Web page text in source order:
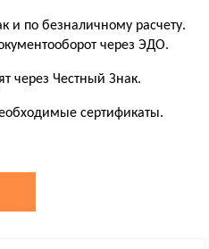
и по безналичному расчету.
через ЭДО.
через Честный Знак.
сертификаты.